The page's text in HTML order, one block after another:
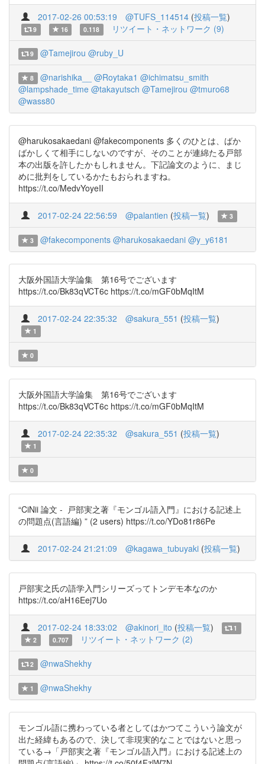
2017-02-26 00:53:19 @TUFS_114514 (投稿一覧)
9 16 0.118 リツイート・ネットワーク (9)
9 @Tamejirou @ruby_U
8 @narishika__ @Roytaka1 @ichimatsu_smith
@lampshade_time @takayutsch @Tamejirou @tmuro68
@wass80
@harukosakaedani @fakecomponents 多くのひとは、ばか
ばかしくて相手にしないのですが、そのことが連綿たる戸部
本の出版を許したかもしれません。下記論文のように、まじ
めに批判をしているかたもおられますね。
https://t.co/MedvYoyeII
2017-02-24 22:56:59 @palantien (投稿一覧) 3
3 @fakecomponents @harukosakaedani @y_y6181
大阪外国語大学論集 第16号でございます
https://t.co/Bk83qVCT6c https://t.co/mGF0bMqItM
2017-02-24 22:35:32 @sakura_551 (投稿一覧)
1
0
大阪外国語大学論集 第16号でございます
https://t.co/Bk83qVCT6c https://t.co/mGF0bMqItM
2017-02-24 22:35:32 @sakura_551 (投稿一覧)
1
0
“CiNii 論文 - 戸部実之著『モンゴル語入門』における記述上
の問題点(言語編) ” (2 users) https://t.co/YDo81r86Pe
2017-02-24 21:21:09 @kagawa_tubuyaki (投稿一覧)
戸部実之氏の語学入門シリーズってトンデモ本なのか
https://t.co/aH16Eej7Uo
2017-02-24 18:33:02 @akinori_ito (投稿一覧)
1
2
0.707 リツイート・ネットワーク (2)
2 @nwaShekhy
1 @nwaShekhy
モンゴル語に携わっている者としてはかつてこういう論文が
出た経緯もあるので、決して非現実的なことではないと思っ
ている→「戸部実之著『モンゴル語入門』における記述上の